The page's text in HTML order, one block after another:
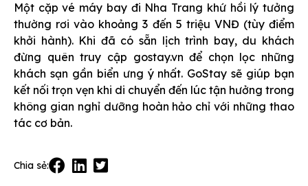
Một cặp vé máy bay đi Nha Trang khứ hồi lý tưởng
thường rơi vào khoảng 3 đến 5 triệu VNĐ (tùy điểm
khởi hành). Khi đã có sẵn lịch trình bay, du khách
đừng quên truy cập gostay.vn để chọn lọc những
khách sạn gần biển ưng ý nhất. GoStay sẽ giúp bạn
kết nối trọn vẹn khi di chuyển đến lúc tận hưởng trong
không gian nghỉ dưỡng hoàn hảo chỉ với những thao
tác cơ bản.
Chia sẻ: